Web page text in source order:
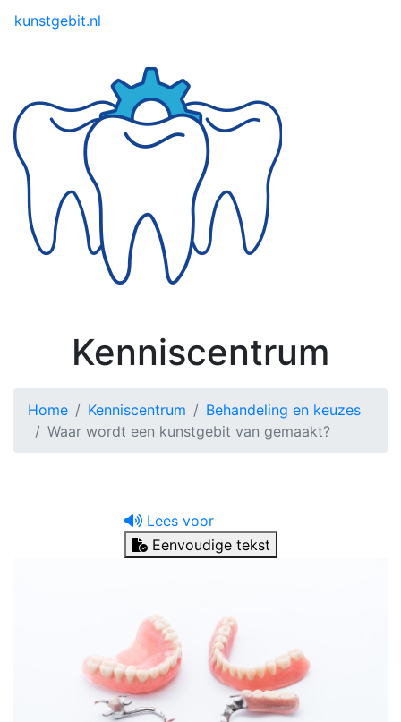
kunstgebit.nl
Kenniscentrum
Home Kenniscentrum
Behandeling en keuzes
Waar wordt een kunstgebit van gemaakt?
Lees voor
Eenvoudige tekst